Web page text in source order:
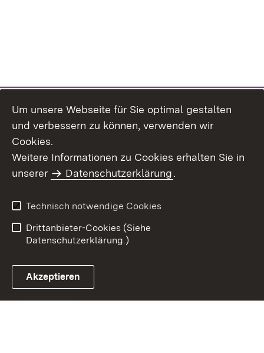
Benutzungshinweise
Erklärung zur
Um unsere Webseite für Sie optimal gestalten
und verbessern zu können, verwenden wir
Cookies.
Weitere Informationen zu Cookies erhalten Sie in
unserer
Datenschutzerklärung.
Technisch notwendige Cookies
Drittanbieter-Cookies (Siehe
Datenschutzerklärung.)
Akzeptieren